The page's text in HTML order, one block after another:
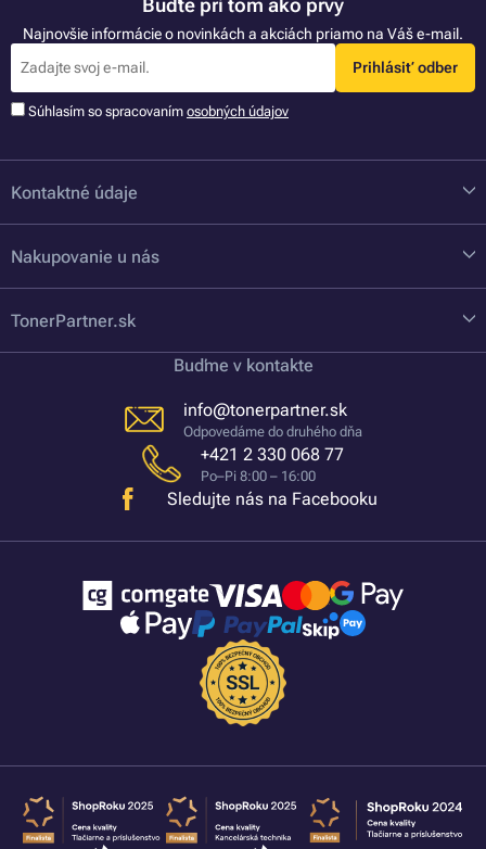
Buďte pri tom ako prvý
Najnovšie informácie o novinkách a akciách priamo na Váš e-mail.
Prihlásiť odber
Súhlasím so spracovaním osobných údajov
Kontaktné údaje
Nakupovanie u nás
TonerPartner.sk
Buďme v kontakte
info@tonerpartner.sk
Odpovedáme do druhého dňa
+421 2 330 068 77
Po–Pi 8:00 – 16:00
Sledujte nás na Facebooku